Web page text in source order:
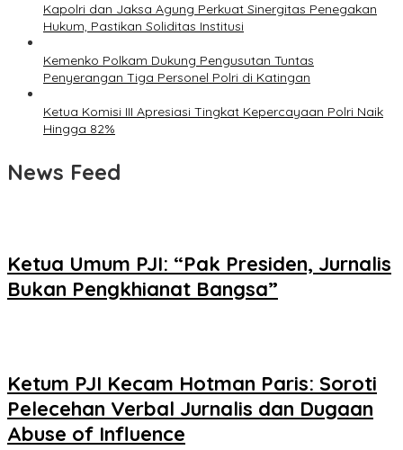
Kapolri dan Jaksa Agung Perkuat Sinergitas Penegakan
Hukum, Pastikan Soliditas Institusi
Kemenko Polkam Dukung Pengusutan Tuntas
Penyerangan Tiga Personel Polri di Katingan
Ketua Komisi III Apresiasi Tingkat Kepercayaan Polri Naik
Hingga 82%
News Feed
Ketua Umum PJI: “Pak Presiden, Jurnalis
Bukan Pengkhianat Bangsa”
Ketum PJI Kecam Hotman Paris: Soroti
Pelecehan Verbal Jurnalis dan Dugaan
Abuse of Influence